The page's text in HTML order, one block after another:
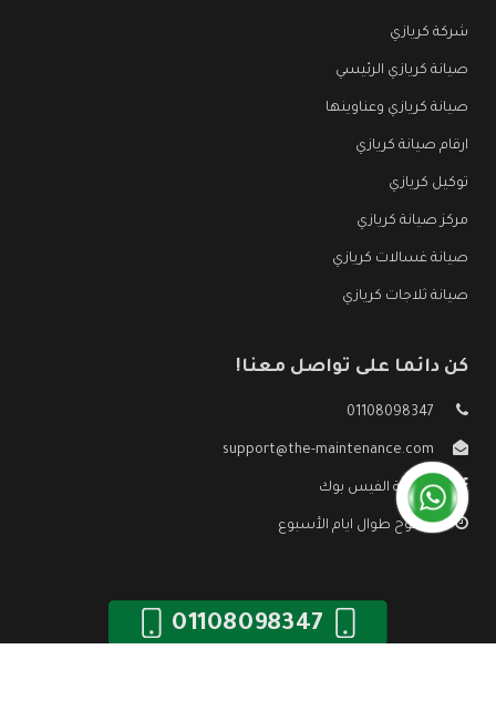
شركة كريازي
صيانة كريازي الرئيسي
صيانة كريازي وعناوينها
ارقام صيانة كريازي
توكيل كريازي
مركز صيانة كريازي
صيانة غسالات كريازي
صيانة ثلاجات كريازي
كن دائما على تواصل معنا!
01108098347
support@the-maintenance.com
صفحة الفيس بوك
مفتوح طوال ايام الأسبوع
01108098347